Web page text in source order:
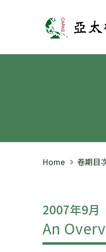
亞太研
Home 卷期目
2007年9月
An